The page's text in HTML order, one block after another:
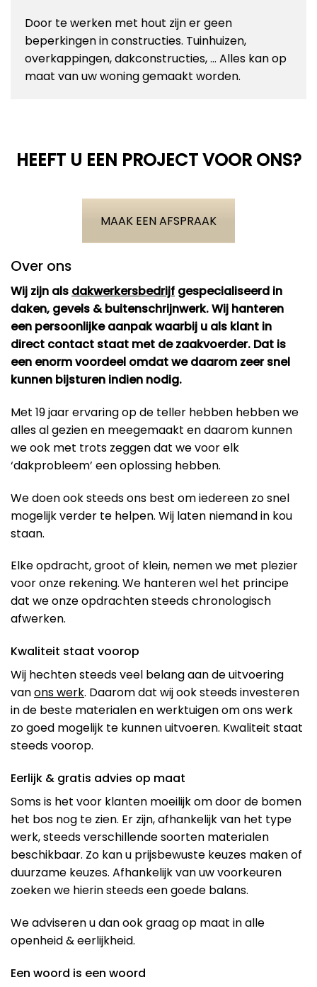
Door te werken met hout zijn er geen
beperkingen in constructies. Tuinhuizen,
overkappingen, dakconstructies, … Alles kan op
maat van uw woning gemaakt worden.
HEEFT U EEN PROJECT VOOR ONS?
MAAK EEN AFSPRAAK
Over ons
Wij zijn als dakwerkersbedrijf gespecialiseerd in
daken, gevels & buitenschrijnwerk. Wij hanteren
een persoonlijke aanpak waarbij u als klant in
direct contact staat met de zaakvoerder. Dat is
een enorm voordeel omdat we daarom zeer snel
kunnen bijsturen indien nodig.
Met 19 jaar ervaring op de teller hebben hebben we
alles al gezien en meegemaakt en daarom kunnen
we ook met trots zeggen dat we voor elk
‘dakprobleem’ een oplossing hebben.
We doen ook steeds ons best om iedereen zo snel
mogelijk verder te helpen. Wij laten niemand in kou
staan.
Elke opdracht, groot of klein, nemen we met plezier
voor onze rekening. We hanteren wel het principe
dat we onze opdrachten steeds chronologisch
afwerken.
Kwaliteit staat voorop
Wij hechten steeds veel belang aan de uitvoering
vanons werk. Daarom dat wij ook steeds investeren
in de beste materialen en werktuigen om ons werk
zo goed mogelijk te kunnen uitvoeren. Kwaliteit staat
steeds voorop.
Eerlijk & gratis advies op maat
Soms is het voor klanten moeilijk om door de bomen
het bos nog te zien. Er zijn, afhankelijk van het type
werk, steeds verschillende soorten materialen
beschikbaar. Zo kan u prijsbewuste keuzes maken of
duurzame keuzes. Afhankelijk van uw voorkeuren
zoeken we hierin steeds een goede balans.
We adviseren u dan ook graag op maat in alle
openheid & eerlijkheid.
Een woord is een woord